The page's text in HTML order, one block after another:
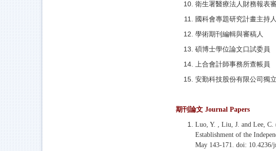
衛生署醫療法人財務報表
國科會專題研究計畫主持
學術期刊編輯與審稿人
碩博士學位論文口試委員
上合會計師事務所查帳員
安勤科技股份有限公司獨
期刊論文 Journal Papers
Luo, Y. , Liu, J. and Lee, C.
Establishment of the
May 143-171. doi: